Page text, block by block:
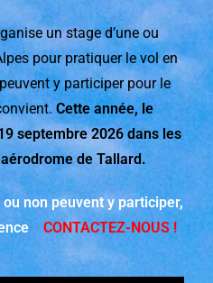
un stage d’une ou
pour pratiquer le vol en
y participer pour le
Cette année, le
septembre 2026 dans les
aérodrome de Tallard.
non peuvent y participer,
CONTACTEZ-NOUS !